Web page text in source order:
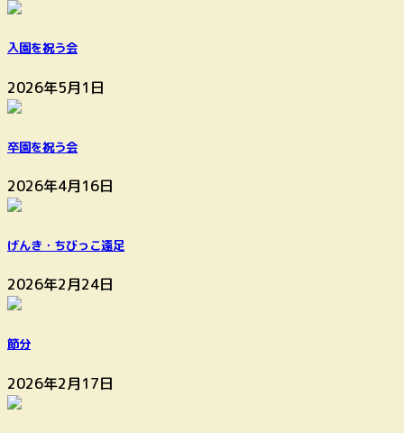
入園を祝う会
2026年5月1日
卒園を祝う会
2026年4月16日
げんき・ちびっこ遠足
2026年2月24日
節分
2026年2月17日